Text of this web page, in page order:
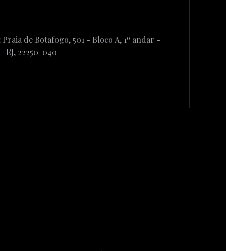
Praia de Botafogo, 501 - Bloco A, 1º andar -
RJ, 22250-040